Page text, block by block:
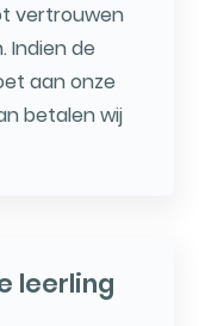
vertrouwen
Indien de
aan onze
betalen wij
leerling